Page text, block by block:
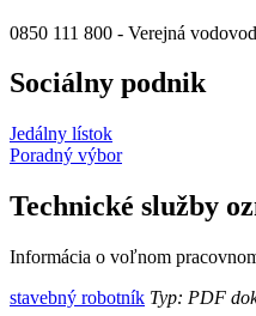
0850 111 800 - Verejná
Sociálny podnik
Jedálny lístok
Poradný výbor
Technické služby
Informácia o voľnom
stavebný robotník Typ: PDF